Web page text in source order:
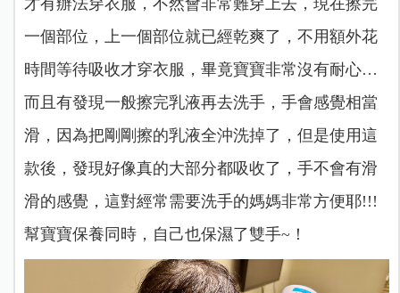
一個部位，上一個部位就已經乾爽了，不用額外花
時間等待吸收才穿衣服，畢竟寶寶非常沒有耐心…
而且有發現一般擦完乳液再去洗手，手會感覺相當
滑，因為把剛剛擦的乳液全沖洗掉了，但是使用這
款後，發現好像真的大部分都吸收了，手不會有滑
滑的感覺，這對經常需要洗手的媽媽非常方便耶!!!
幫寶寶保養同時，自己也保濕了雙手~！